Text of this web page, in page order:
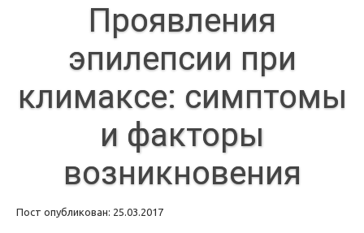
Проявления
эпилепсии при
климаксе: симптомы
и факторы
возникновения
Пост опубликован: 25.03.2017